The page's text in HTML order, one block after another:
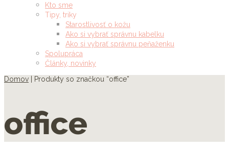
Kto sme
Tipy, triky
Starostlivosť o kožu
Ako si vybrať správnu kabelku
Ako si vybrať správnu peňaženku
Spolupráca
Články, novinky
Domov | Produkty so značkou “office”
office